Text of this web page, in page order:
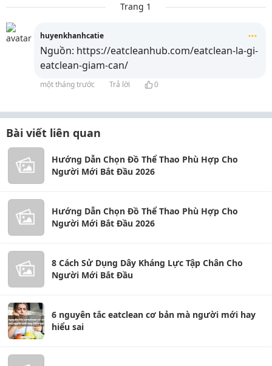
Trang 1
huyenkhanhcatie
Nguồn: https://eatcleanhub.com/eatclean-la-gi-
eatclean-giam-can/
một tháng trước Trả lời 0
Bài viết liên quan
Hướng Dẫn Chọn Đồ Thể Thao Phù Hợp Cho
Người Mới Bắt Đầu 2026
Hướng Dẫn Chọn Đồ Thể Thao Phù Hợp Cho
Người Mới Bắt Đầu 2026
8 Cách Sử Dụng Dây Kháng Lực Tập Chân Cho
Người Mới Bắt Đầu
6 nguyên tắc eatclean cơ bản mà người mới hay
hiểu sai